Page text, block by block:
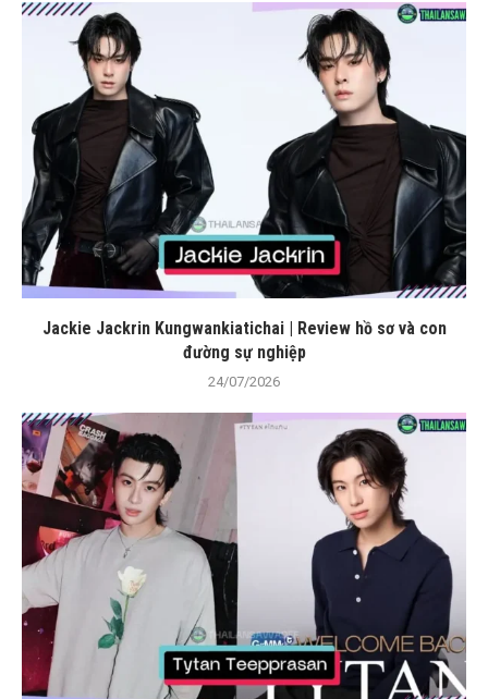
Jackie Jackrin Kungwankiatichai | Review hồ sơ và con
đường sự nghiệp
24/07/2026